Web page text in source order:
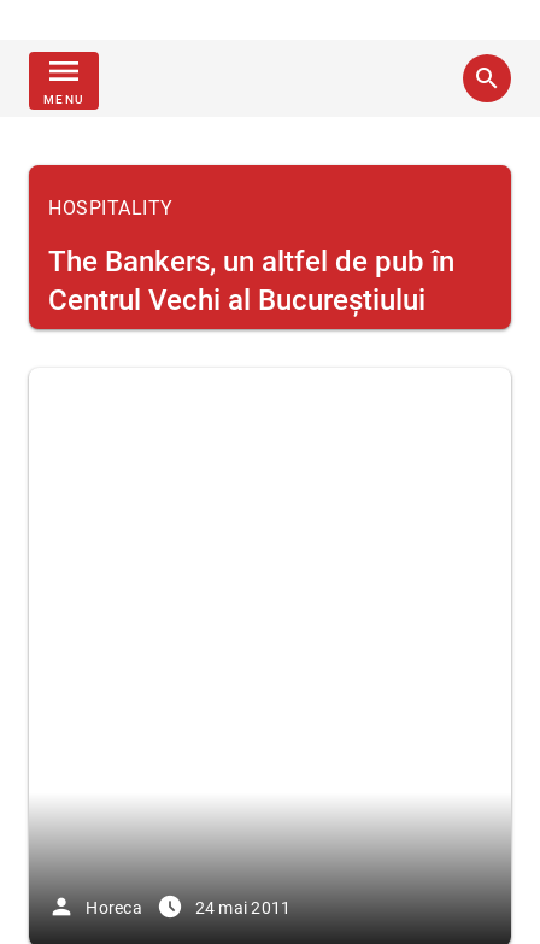
menu
MENU
search
HOSPITALITY
The Bankers, un altfel de pub în
Centrul Vechi al Bucureştiului
person Horeca access_time_filled 24 mai 2011